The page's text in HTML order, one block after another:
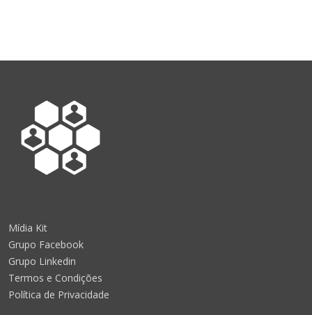
Mídia Kit
Grupo Facebook
Grupo Linkedin
Termos e Condições
Política de Privacidade